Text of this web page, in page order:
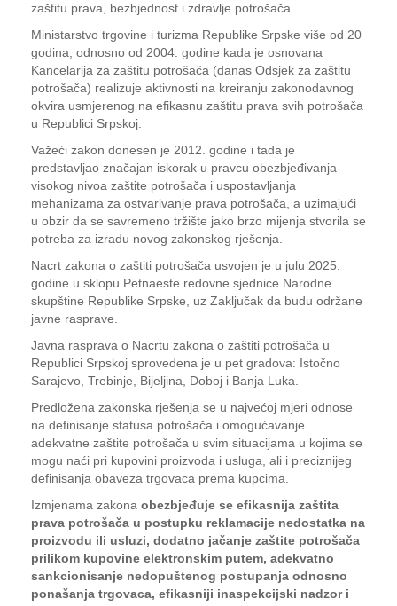
zaštitu prava, bezbjednost i zdravlje potrošača.
Ministarstvo trgovine i turizma Republike Srpske više od 20
godina, odnosno od 2004. godine kada je osnovana
Kancelarija za zaštitu potrošača (danas Odsjek za zaštitu
potrošača) realizuje aktivnosti na kreiranju zakonodavnog
okvira usmjerenog na efikasnu zaštitu prava svih potrošača
u Republici Srpskoj.
Važeći zakon donesen je 2012. godine i tada je
predstavljao značajan iskorak u pravcu obezbjeđivanja
visokog nivoa zaštite potrošača i uspostavljanja
mehanizama za ostvarivanje prava potrošača, a uzimajući
u obzir da se savremeno tržište jako brzo mijenja stvorila se
potreba za izradu novog zakonskog rješenja.
Nacrt zakona o zaštiti potrošača usvojen je u julu 2025.
godine u sklopu Petnaeste redovne sjednice Narodne
skupštine Republike Srpske, uz Zaključak da budu održane
javne rasprave.
Javna rasprava o Nacrtu zakona o zaštiti potrošača u
Republici Srpskoj sprovedena je u pet gradova: Istočno
Sarajevo, Trebinje, Bijeljina, Doboj i Banja Luka.
Predložena zakonska rješenja se u najvećoj mjeri odnose
na definisanje statusa potrošača i omogućavanje
adekvatne zaštite potrošača u svim situacijama u kojima se
mogu naći pri kupovini proizvoda i usluga, ali i preciznijeg
definisanja obaveza trgovaca prema kupcima.
Izmjenama zakona obezbjeđuje se efikasnija zaštita
prava potrošača u postupku reklamacije nedostatka na
proizvodu ili usluzi, dodatno jačanje zaštite potrošača
prilikom kupovine elektronskim putem, adekvatno
sankcionisanje nedopuštenog postupanja odnosno
ponašanja trgovaca, efikasniji inaspekcijski nadzor i